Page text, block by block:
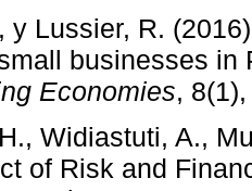
y Lussier, R.
businesses in
Economies,
Widiastuti, A.,
of Risk and